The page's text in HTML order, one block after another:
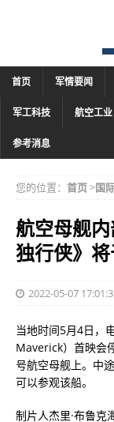
首页 军情要闻
军工科技 航空工业
参考消息
您的位置： 首页>国
航空母舰内
独行侠》
2022-05-07
当地时间5月4日，
Maverick）首映会
号航空母舰上。中
可以参观该船。
制片人杰里·布鲁克